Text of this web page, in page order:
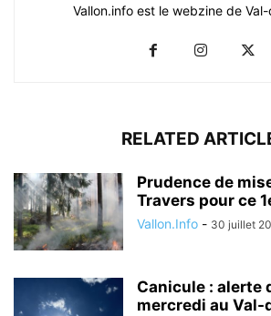
Vallon.info est le webzine de
RELATED
Prudence de
Travers pour ce
Vallon.Info - 30 juillet
Canicule : alerte
mercredi au Val-